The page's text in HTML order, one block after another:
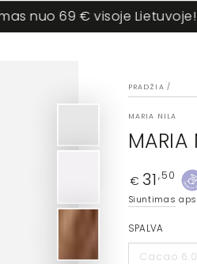
69 € visoje Lietuvoje!
PRADŽIA /
MARIA NILA
Įprasta
kaina
€ 31 ,50
Siuntimas
SPALVA
Cacao